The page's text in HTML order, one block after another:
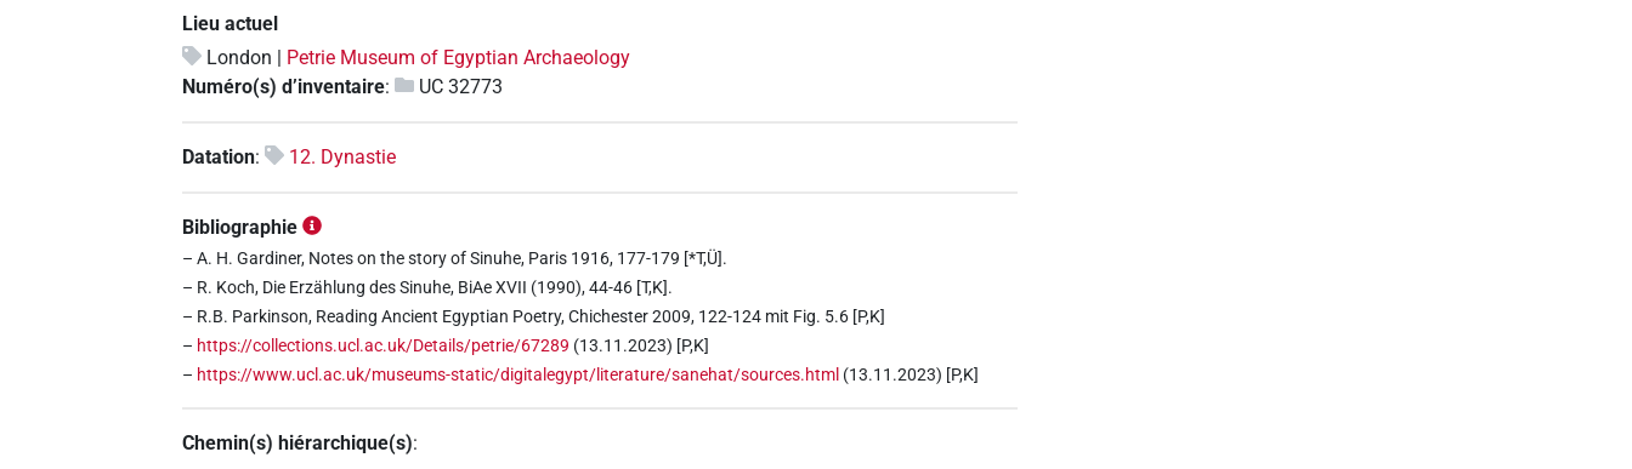
Lieu actuel
London | Petrie Museum of Egyptian Archaeology
Numéro(s) d’inventaire: UC 32773
Datation: 12. Dynastie
Bibliographie
– A. H. Gardiner, Notes on the story of Sinuhe, Paris 1916, 177-179 [*T,Ü].
– R. Koch, Die Erzählung des Sinuhe, BiAe XVII (1990), 44-46 [T,K].
– R.B. Parkinson, Reading Ancient Egyptian Poetry, Chichester 2009, 122-124 mit Fig. 5.6 [P,K]
– https://collections.ucl.ac.uk/Details/petrie/67289 (13.11.2023) [P,K]
– https://www.ucl.ac.uk/museums-static/digitalegypt/literature/sanehat/sources.html (13.11.2023) [P,K]
Chemin(s) hiérarchique(s):